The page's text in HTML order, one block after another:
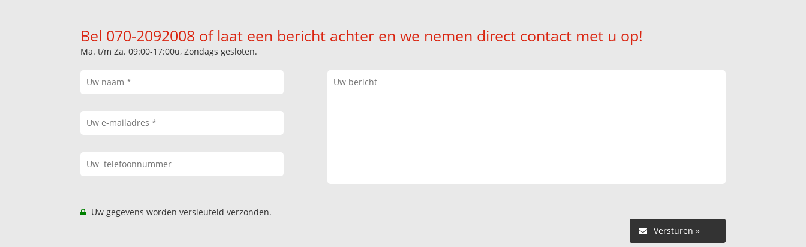
Bel 070-2092008 of laat een bericht achter en we nemen direct contact met u op!
Ma. t/m Za. 09:00-17:00u, Zondags gesloten.
Uw gegevens worden versleuteld verzonden.
Versturen »